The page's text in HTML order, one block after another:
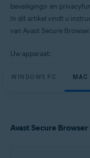
Besturingssystemen:
beveiligings- en
In dit artikel vindt u
van Avast Secure Browser.
Uw apparaat:
WINDOWS PC MAC
Avast Secure